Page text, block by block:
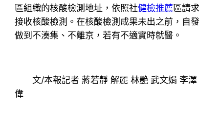
區組織的核酸檢測地址，依照社健檢推薦區請求
接收核酸檢測。在核酸檢測成果未出之前，自發
做到不湊集、不離京，若有不適實時就醫。
文/本報記者 蔣若靜 解麗 林艷 武文娟 李澤
偉